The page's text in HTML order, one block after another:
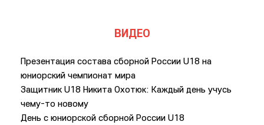
ВИДЕО
Презентация состава сборной России U18 на
юниорский чемпионат мира
Защитник U18 Никита Охотюк: Каждый день учусь
чему-то новому
День с юниорской сборной России U18